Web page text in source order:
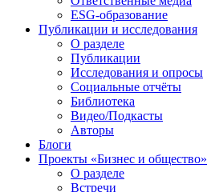
ESG-образование
Публикации и исследования
О разделе
Публикации
Исследования и опросы
Социальные отчёты
Библиотека
Видео/Подкасты
Авторы
Блоги
Проекты «Бизнес и общество»
О разделе
Встречи